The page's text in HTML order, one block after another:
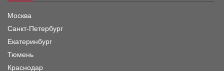
Москва
Санкт-Петербург
Екатеринбург
Тюмень
Краснодар